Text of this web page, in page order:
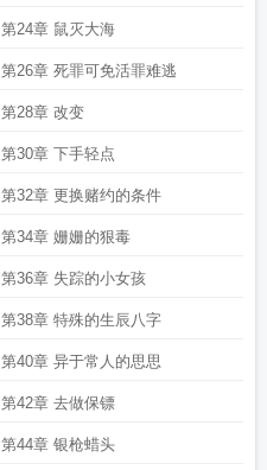
第24章 鼠灭大海
第26章 死罪可免活罪难逃
第28章 改变
第30章 下手轻点
第32章 更换赌约的条件
第34章 姗姗的狠毒
第36章 失踪的小女孩
第38章 特殊的生辰八字
第40章 异于常人的思思
第42章 去做保镖
第44章 银枪蜡头